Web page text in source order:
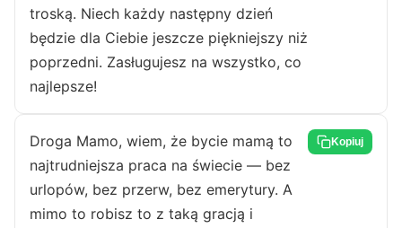
troską. Niech każdy następny dzień
będzie dla Ciebie jeszcze piękniejszy niż
poprzedni. Zasługujesz na wszystko, co
najlepsze!
Droga Mamo, wiem, że bycie mamą to
najtrudniejsza praca na świecie — bez
urlopów, bez przerw, bez emerytury. A
mimo to robisz to z taką gracją i
Kopiuj